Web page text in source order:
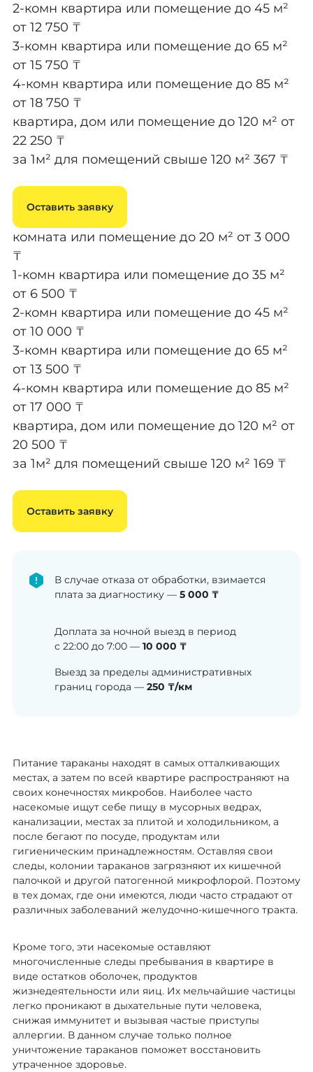
2-комн квартира или помещение до 45 м²
от 12 750 ₸
3-комн квартира или помещение до 65 м²
от 15 750 ₸
4-комн квартира или помещение до 85 м²
от 18 750 ₸
квартира, дом или помещение до 120 м² от
22 250 ₸
за 1м² для помещений свыше 120 м² 367 ₸
Оставить заявку
комната или помещение до 20 м² от 3 000
₸
1-комн квартира или помещение до 35 м²
от 6 500 ₸
2-комн квартира или помещение до 45 м²
от 10 000 ₸
3-комн квартира или помещение до 65 м²
от 13 500 ₸
4-комн квартира или помещение до 85 м²
от 17 000 ₸
квартира, дом или помещение до 120 м² от
20 500 ₸
за 1м² для помещений свыше 120 м² 169 ₸
Оставить заявку
В случае отказа от обработки, взимается
плата за диагностику — 5 000 ₸
Доплата за ночной выезд в период
с 22:00 до 7:00 — 10 000 ₸
Выезд за пределы административных
границ города — 250 ₸/км
Питание тараканы находят в самых отталкивающих
местах, а затем по всей квартире распространяют на
своих конечностях микробов. Наиболее часто
насекомые ищут себе пищу в мусорных ведрах,
канализации, местах за плитой и холодильником, а
после бегают по посуде, продуктам или
гигиеническим принадлежностям. Оставляя свои
следы, колонии тараканов загрязняют их кишечной
палочкой и другой патогенной микрофлорой. Поэтому
в тех домах, где они имеются, люди часто страдают от
различных заболеваний желудочно-кишечного тракта.
Кроме того, эти насекомые оставляют
многочисленные следы пребывания в квартире в
виде остатков оболочек, продуктов
жизнедеятельности или яиц. Их мельчайшие частицы
легко проникают в дыхательные пути человека,
снижая иммунитет и вызывая частые приступы
аллергии. В данном случае только полное
уничтожение тараканов поможет восстановить
утраченное здоровье.